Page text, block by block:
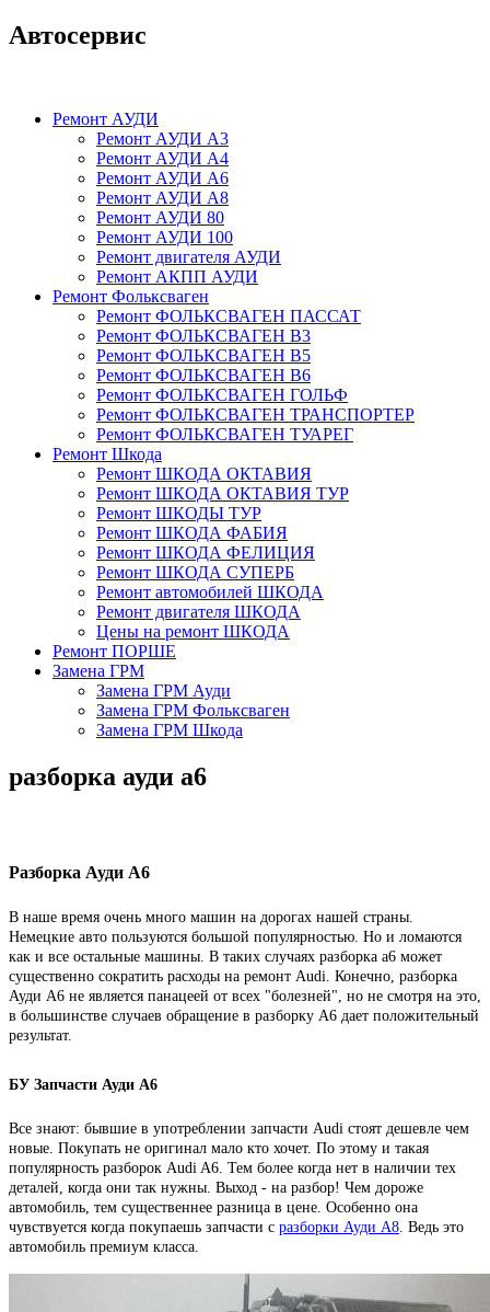
Автосервис
Ремонт АУДИ
Ремонт АУДИ А3
Ремонт АУДИ А4
Ремонт АУДИ А6
Ремонт АУДИ А8
Ремонт АУДИ 80
Ремонт АУДИ 100
Ремонт двигателя АУДИ
Ремонт АКПП АУДИ
Ремонт Фольксваген
Ремонт ФОЛЬКСВАГЕН ПАССАТ
Ремонт ФОЛЬКСВАГЕН В3
Ремонт ФОЛЬКСВАГЕН В5
Ремонт ФОЛЬКСВАГЕН В6
Ремонт ФОЛЬКСВАГЕН ГОЛЬФ
Ремонт ФОЛЬКСВАГЕН ТРАНСПОРТЕР
Ремонт ФОЛЬКСВАГЕН ТУАРЕГ
Ремонт Шкода
Ремонт ШКОДА ОКТАВИЯ
Ремонт ШКОДА ОКТАВИЯ ТУР
Ремонт ШКОДЫ ТУР
Ремонт ШКОДА ФАБИЯ
Ремонт ШКОДА ФЕЛИЦИЯ
Ремонт ШКОДА СУПЕРБ
Ремонт автомобилей ШКОДА
Ремонт двигателя ШКОДА
Цены на ремонт ШКОДА
Ремонт ПОРШЕ
Замена ГРМ
Замена ГРМ Ауди
Замена ГРМ Фольксваген
Замена ГРМ Шкода
разборка ауди а6
Разборка Ауди А6
В наше время очень много машин на дорогах нашей страны.
Немецкие авто пользуются большой популярностью. Но и ломаются
как и все остальные машины. В таких случаях разборка а6 может
существенно сократить расходы на ремонт Audi. Конечно, разборка
Ауди А6 не является панацеей от всех "болезней", но не смотря на это,
в большинстве случаев обращение в разборку А6 дает положительный
результат.
БУ Запчасти Ауди А6
Все знают: бывшие в употреблении запчасти Audi стоят дешевле чем
новые. Покупать не оригинал мало кто хочет. По этому и такая
популярность разборок Audi A6. Тем более когда нет в наличии тех
деталей, когда они так нужны. Выход - на разбор! Чем дороже
автомобиль, тем существеннее разница в цене. Особенно она
чувствуется когда покупаешь запчасти с разборки Ауди А8 . Ведь это
автомобиль премиум класса.